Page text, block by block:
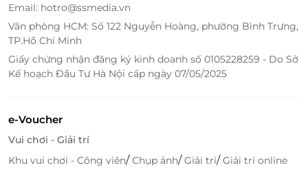
một bữa tối đậm chất Nhật mà vẫn tiết kiệm chi phí
đáng kể.
Đặt voucher ngay hôm nay trên LifeLink
– Khởi đầu
cho hành trình khám phá hương vị Nhật Bản tuyệt
Email: hotro@ssmedia.vn
Văn phòng HCM: Số 122 Nguyễn Hoàng, phường Bình Trưng,
TP.Hồ Chí Minh
Giấy chứng nhận đăng ký kinh doanh số 0105228259 - Do Sở
Kế hoạch Đầu Tư Hà Nội cấp ngày 07/05/2025
e-Voucher
Vui chơi - Giải trí
Khu vui chơi - Công viên/Chụp ảnh/Giải trí/Giải trí online